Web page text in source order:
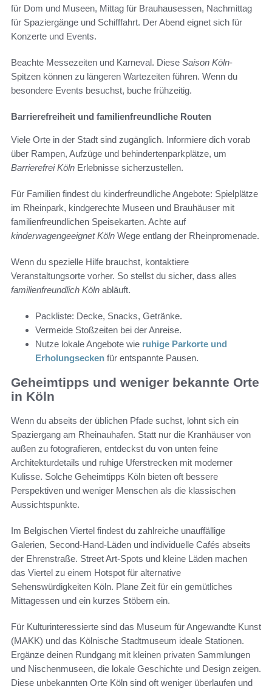
für Dom und Museen, Mittag für Brauhausessen, Nachmittag
für Spaziergänge und Schifffahrt. Der Abend eignet sich für
Konzerte und Events.
Beachte Messezeiten und Karneval. Diese Saison Köln-
Spitzen können zu längeren Wartezeiten führen. Wenn du
besondere Events besuchst, buche frühzeitig.
Barrierefreiheit und familienfreundliche Routen
Viele Orte in der Stadt sind zugänglich. Informiere dich vorab
über Rampen, Aufzüge und behindertenparkplätze, um
Barrierefrei Köln Erlebnisse sicherzustellen.
Für Familien findest du kinderfreundliche Angebote: Spielplätze
im Rheinpark, kindgerechte Museen und Brauhäuser mit
familienfreundlichen Speisekarten. Achte auf
kinderwagengeeignet Köln Wege entlang der Rheinpromenade.
Wenn du spezielle Hilfe brauchst, kontaktiere
Veranstaltungsorte vorher. So stellst du sicher, dass alles
familienfreundlich Köln abläuft.
Packliste: Decke, Snacks, Getränke.
Vermeide Stoßzeiten bei der Anreise.
Nutze lokale Angebote wie ruhige Parkorte und
Erholungsecken für entspannte Pausen.
Geheimtipps und weniger bekannte Orte
in Köln
Wenn du abseits der üblichen Pfade suchst, lohnt sich ein
Spaziergang am Rheinauhafen. Statt nur die Kranhäuser von
außen zu fotografieren, entdeckst du von unten feine
Architekturdetails und ruhige Uferstrecken mit moderner
Kulisse. Solche Geheimtipps Köln bieten oft bessere
Perspektiven und weniger Menschen als die klassischen
Aussichtspunkte.
Im Belgischen Viertel findest du zahlreiche unauffällige
Galerien, Second‑Hand‑Läden und individuelle Cafés abseits
der Ehrenstraße. Street Art‑Spots und kleine Läden machen
das Viertel zu einem Hotspot für alternative
Sehenswürdigkeiten Köln. Plane Zeit für ein gemütliches
Mittagessen und ein kurzes Stöbern ein.
Für Kulturinteressierte sind das Museum für Angewandte Kunst
(MAKK) und das Kölnische Stadtmuseum ideale Stationen.
Ergänze deinen Rundgang mit kleinen privaten Sammlungen
und Nischenmuseen, die lokale Geschichte und Design zeigen.
Diese unbekannten Orte Köln sind oft weniger überlaufen und